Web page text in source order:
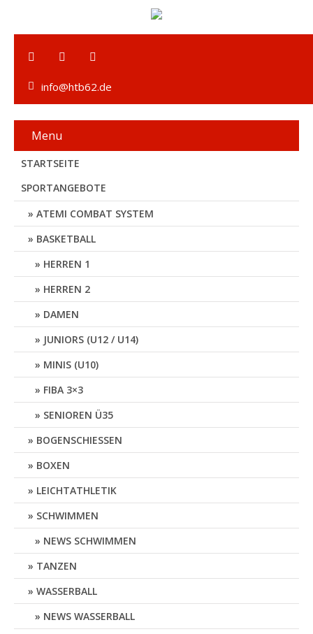
info@htb62.de
Menu
STARTSEITE
SPORTANGEBOTE
ATEMI COMBAT SYSTEM
BASKETBALL
HERREN 1
HERREN 2
DAMEN
JUNIORS (U12 / U14)
MINIS (U10)
FIBA 3×3
SENIOREN Ü35
BOGENSCHIESSEN
BOXEN
LEICHTATHLETIK
SCHWIMMEN
NEWS SCHWIMMEN
TANZEN
WASSERBALL
NEWS WASSERBALL